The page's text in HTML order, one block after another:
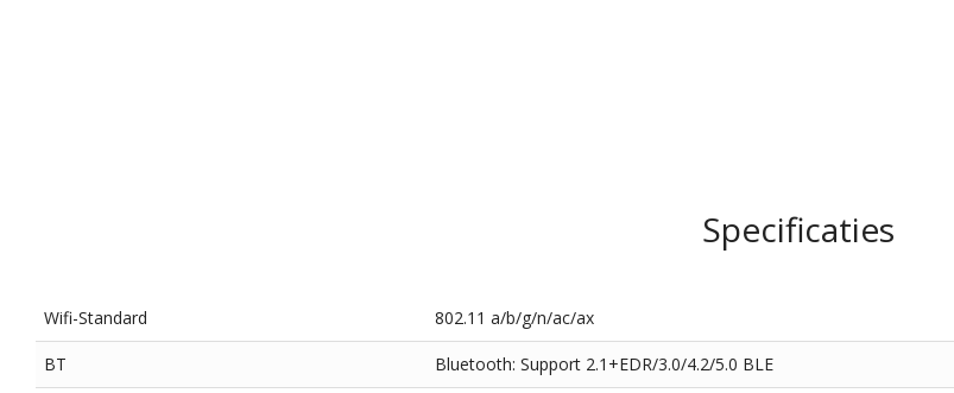
Specificaties
Wifi-Standard 802.11 a/b/g/n/ac/ax
BT Bluetooth: Support 2.1+EDR/3.0/4.2/5.0 BLE